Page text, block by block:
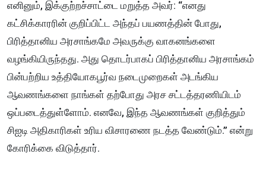
எனினும், இக்குற்றச்சாட்டை மறுத்த அவர்: “எனது
கட்சிக்காரரின் குறிப்பிட்ட அந்தப் பயணத்தின் போது,
பிரித்தானிய அரசாங்கமே அவருக்கு வாகனங்களை
வழங்கியிருந்தது. அது தொடர்பாகப் பிரித்தானிய அரசாங்கம்
பின்பற்றிய உத்தியோகபூர்வ நடைமுறைகள் அடங்கிய
ஆவணங்களை நாங்கள் தற்போது அரச சட்டத்தரணியிடம்
ஒப்படைத்துள்ளோம். எனவே, இந்த ஆவணங்கள் குறித்தும்
சிஐடி அதிகாரிகள் உரிய விசாரணை நடத்த வேண்டும்.” என்று
கோரிக்கை விடுத்தார்.